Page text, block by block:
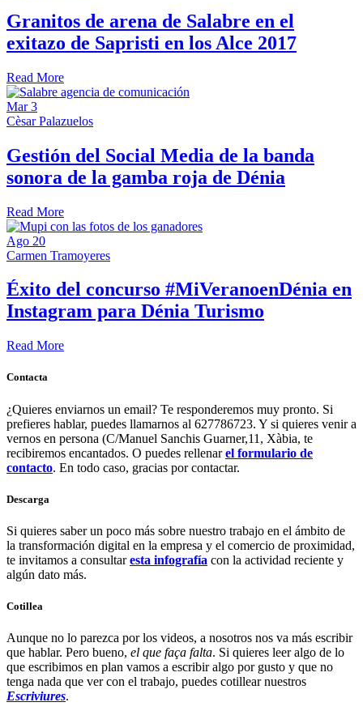
Granitos de arena de Salabre en el
exitazo de Sapristi en los Alce 2017
Read More
Mar 3
Cèsar Palazuelos
Gestión del Social Media de la banda
sonora de la gamba roja de Dénia
Read More
Ago 20
Carmen Tramoyeres
Éxito del concurso #MiVeranoenDénia en
Instagram para Dénia Turismo
Read More
Contacta
¿Quieres enviarnos un email? Te responderemos muy pronto. Si
prefieres hablar, puedes llamarnos al 627786723. Y si quieres venir a
vernos en persona (C/Manuel Sanchis Guarner,11, Xàbia, te
recibiremos encantados. O puedes rellenarel formulario de
contacto. En todo caso, gracias por contactar.
Descarga
Si quieres saber un poco más sobre nuestro trabajo en el ámbito de
la transformación digital en la empresa y el comercio de proximidad,
te invitamos a consultaresta infografía con la actividad reciente y
algún dato más.
Cotillea
Aunque no lo parezca por los videos, a nosotros nos va más escribir
que hablar. Pero bueno, el que faça falta. Si quieres leer algo de lo
que escribimos en plan vamos a escribir algo por gusto y que no
tenga nada que ver con el trabajo, puedes cotillear nuestros
Escriviures.